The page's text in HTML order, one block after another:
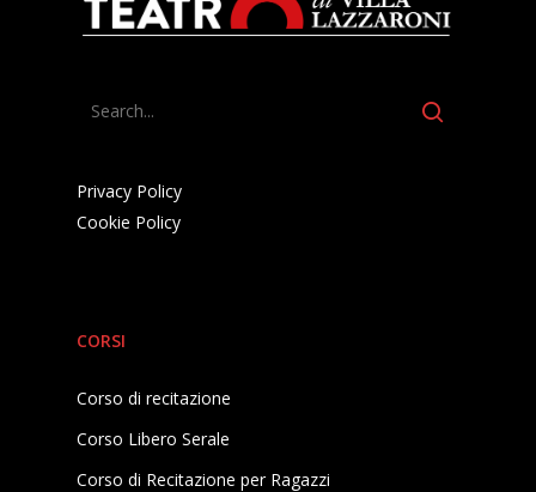
Privacy Policy
Cookie Policy
CORSI
Corso di recitazione
Corso Libero Serale
Corso di Recitazione per Ragazzi